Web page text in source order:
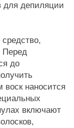
для депиляции
Перед
до
воск наносится
включают